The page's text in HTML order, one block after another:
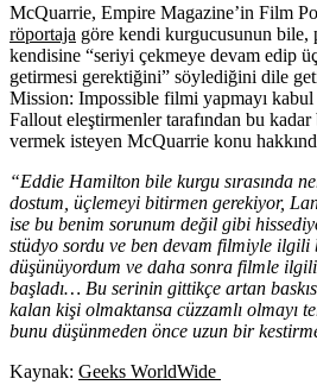
McQuarrie, Empire Magazine’in Film
röportaja göre kendi kurgucusunun bile,
kendisine “seriyi çekmeye devam edip
getirmesi gerektiğini” söylediğini dile
Mission: Impossible filmi yapmayı
Fallout eleştirmenler tarafından bu
vermek isteyen McQuarrie konu
“Eddie Hamilton bile kurgu sırasında
dostum, üçlemeyi bitirmen gerekiyor,
ise bu benim sorunum değil gibi
stüdyo sordu ve ben devam filmiyle
düşünüyordum ve daha sonra filmle
başladı… Bu serinin gittikçe artan
kalan kişi olmaktansa cüzzamlı olmayı
bunu düşünmeden önce uzun bir
Kaynak: Geeks WorldWide